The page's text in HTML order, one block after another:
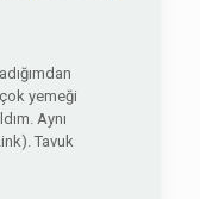
yemeği
Aynı
Tavuk